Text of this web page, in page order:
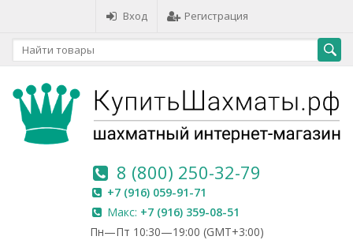
Вход Регистрация
8 (800) 250-32-79
+7 (916) 059-91-71
Макс: +7 (916) 359-08-51
Пн—Пт 10:30—19:00 (GMT+3:00)